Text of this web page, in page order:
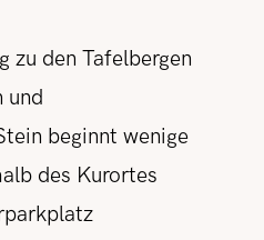
zu den Tafelbergen
und
beginnt wenige
des Kurortes